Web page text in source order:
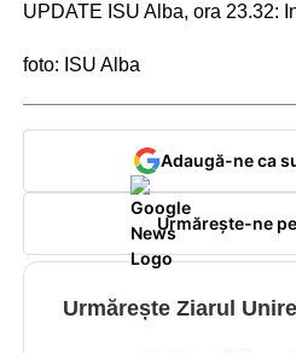
UPDATE ISU Alba, ora 23.32:
foto: ISU Alba
Adaugă-ne ca
Urmărește-ne
Urmărește Ziarul